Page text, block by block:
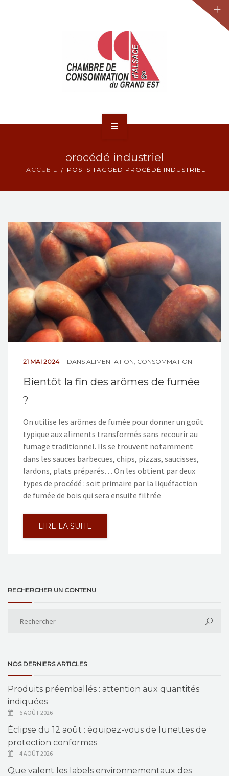
NOS ACTIONS
CONTACT
procédé industriel
ACCUEIL POSTS TAGGED PROCÉDÉ INDUSTRIEL
21 MAI 2024 DANS ALIMENTATION CONSOMMATION
Bientôt la fin des arômes de fumée
?
On utilise les arômes de fumée pour donner un goût
typique aux aliments transformés sans recourir au
fumage traditionnel. Ils se trouvent notamment
dans les sauces barbecues, chips, pizzas, saucisses,
lardons, plats préparés… On les obtient par deux
types de procédé : soit primaire par la liquéfaction
de fumée de bois qui sera ensuite filtrée
LIRE LA SUITE
RECHERCHER UN CONTENU
NOS DERNIERS ARTICLES
Produits préemballés : attention aux quantités
indiquées
6 AOÛT 2026
Éclipse du 12 août : équipez-vous de lunettes de
protection conformes
4 AOÛT 2026
Que valent les labels environnementaux des